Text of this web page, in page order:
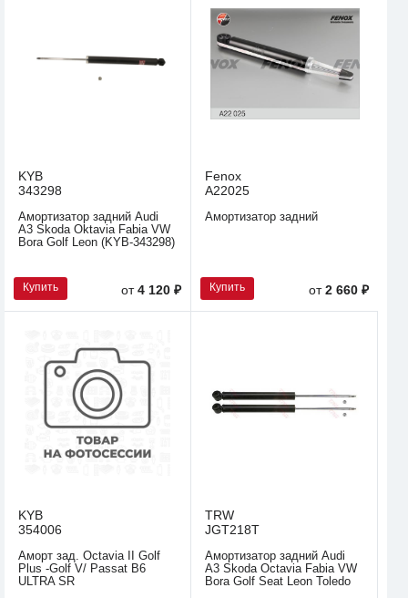
KYB
343298
Амортизатор задний Audi
A3 Skoda Oktavia Fabia VW
Bora Golf Leon (KYB-343298)
Купить от4 120 ₽
Fenox
A22025
Амортизатор задний
Купить от2 660 ₽
KYB
354006
Аморт зад. Octavia II Golf
Plus -Golf V/ Passat B6
ULTRA SR
TRW
JGT218T
Амортизатор задний Audi
A3 Skoda Oсtavia Fabia VW
Bora Golf Seat Leon Toledo